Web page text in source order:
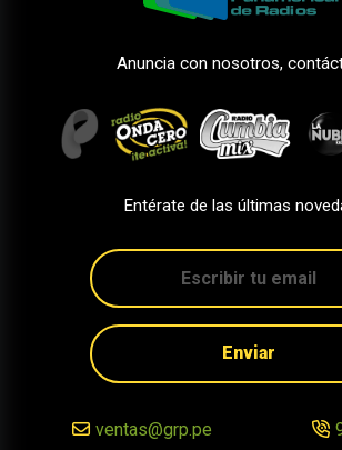
Anuncia con nosotros,
Entérate de las últimas
Enviar
ventas@grp.pe